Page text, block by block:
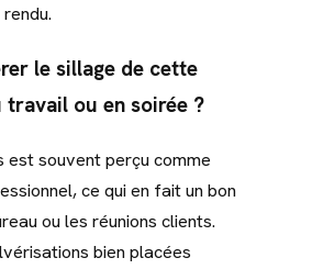
le sillage de cette
ou en soirée ?
est souvent perçu comme
ce qui en fait un bon
ou les réunions clients.
bien placées